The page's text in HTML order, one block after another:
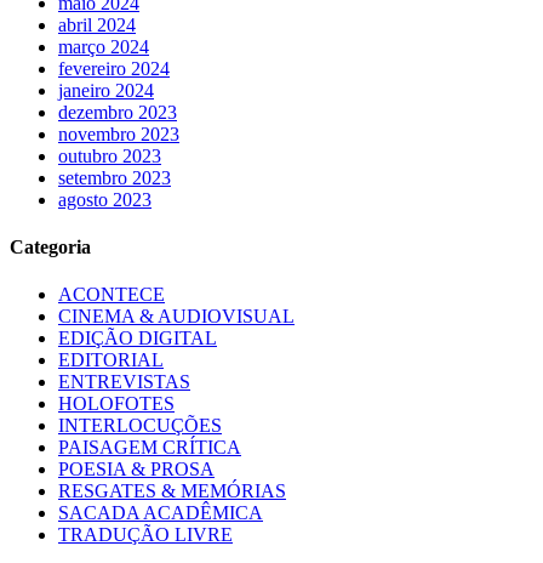
abril 2024
março 2024
fevereiro 2024
janeiro 2024
dezembro 2023
novembro 2023
outubro 2023
setembro 2023
agosto 2023
Categoria
ACONTECE
CINEMA & AUDIOVISUAL
EDIÇÃO DIGITAL
EDITORIAL
ENTREVISTAS
HOLOFOTES
INTERLOCUÇÕES
PAISAGEM CRÍTICA
POESIA & PROSA
RESGATES & MEMÓRIAS
SACADA ACADÊMICA
TRADUÇÃO LIVRE